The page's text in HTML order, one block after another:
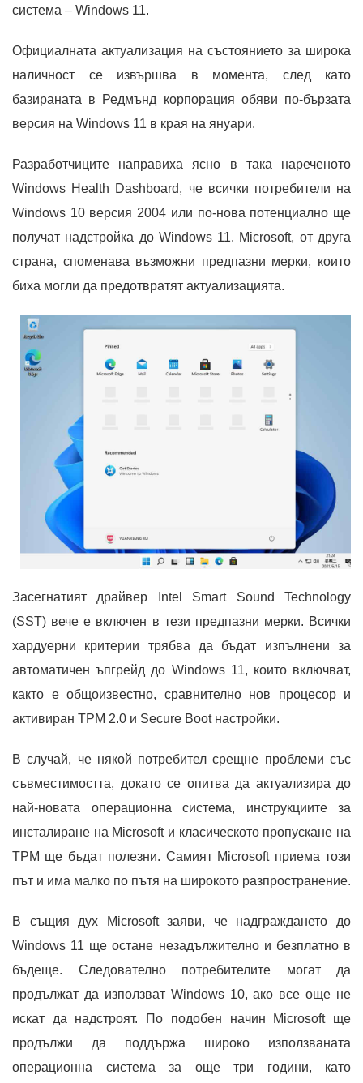
система – Windows 11.
Официалната актуализация на състоянието за широка
наличност се извършва в момента, след като
базираната в Редмънд корпорация обяви по-бързата
версия на Windows 11 в края на януари.
Разработчиците направиха ясно в така нареченото
Windows Health Dashboard, че всички потребители на
Windows 10 версия 2004 или по-нова потенциално ще
получат надстройка до Windows 11. Microsoft, от друга
страна, споменава възможни предпазни мерки, които
биха могли да предотвратят актуализацията.
Засегнатият драйвер Intel Smart Sound Technology
(SST) вече е включен в тези предпазни мерки. Всички
хардуерни критерии трябва да бъдат изпълнени за
автоматичен ъпгрейд до Windows 11, които включват,
както е общоизвестно, сравнително нов процесор и
активиран TPM 2.0 и Secure Boot настройки.
В случай, че някой потребител срещне проблеми със
съвместимостта, докато се опитва да актуализира до
най-новата операционна система, инструкциите за
инсталиране на Microsoft и класическото пропускане на
TPM ще бъдат полезни. Самият Microsoft приема този
път и има малко по пътя на широкото разпространение.
В същия дух Microsoft заяви, че надграждането до
Windows 11 ще остане незадължително и безплатно в
бъдеще. Следователно потребителите могат да
продължат да използват Windows 10, ако все още не
искат да надстроят. По подобен начин Microsoft ще
продължи да поддържа широко използваната
операционна система за още три години, като